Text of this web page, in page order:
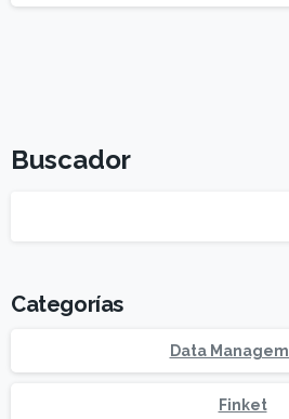
Buscador
Categorías
Data
Finket